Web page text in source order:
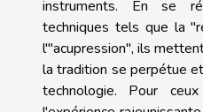
instruments. En se
techniques tels que la
l'"acupression", ils
la tradition se perpétue
technologie. Pour